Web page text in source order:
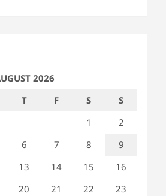
2026
T F S
S
1
2
6 7 8
9
13 14 15
16
20 21 22
23